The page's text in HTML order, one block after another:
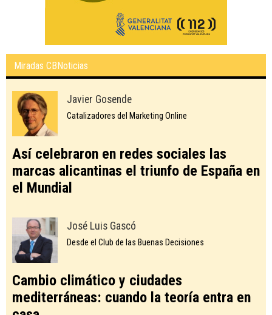
Miradas CBNoticias
Javier Gosende
Catalizadores del Marketing Online
Así celebraron en redes sociales las
marcas alicantinas el triunfo de España en
el Mundial
José Luis Gascó
Desde el Club de las Buenas Decisiones
Cambio climático y ciudades
mediterráneas: cuando la teoría entra en